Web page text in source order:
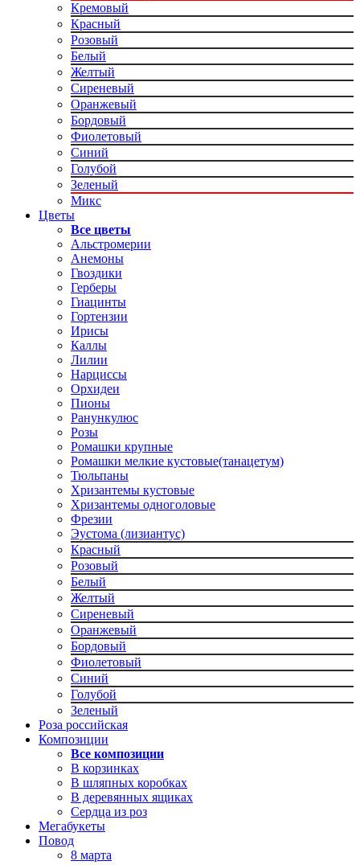
Кремовый
Красный
Розовый
Белый
Желтый
Сиреневый
Оранжевый
Бордовый
Фиолетовый
Синий
Голубой
Зеленый
Микс
Цветы
Все цветы
Альстромерии
Анемоны
Гвоздики
Герберы
Гиацинты
Гортензии
Ирисы
Каллы
Лилии
Нарциссы
Орхидеи
Пионы
Ранункулюс
Розы
Ромашки крупные
Ромашки мелкие кустовые(танацетум)
Тюльпаны
Хризантемы кустовые
Хризантемы одноголовые
Фрезии
Эустома (лизиантус)
Красный
Розовый
Белый
Желтый
Сиреневый
Оранжевый
Бордовый
Фиолетовый
Синий
Голубой
Зеленый
Роза российская
Композиции
Все композиции
В корзинках
В шляпных коробках
В деревянных ящиках
Сердца из роз
Мегабукеты
Повод
8 марта